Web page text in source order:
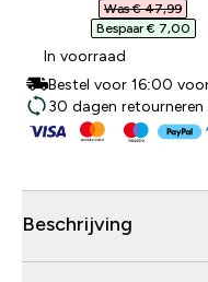
Was € 47,99‎
Bespaar € 7,00‎
In voorraad
Bestel voor 16:00
30 dagen retourneren
Beschrijving